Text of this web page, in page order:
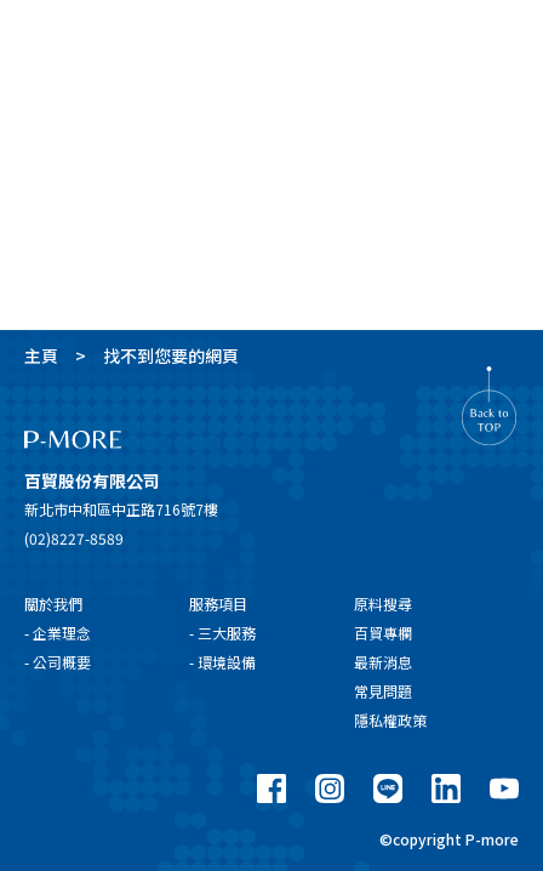
主頁 找不到您要的網頁
百貿股份有限公司
新北市中和區中正路716號7樓
(02)8227-8589
關於我們
- 企業理念
- 公司概要
服務項目
- 三大服務
- 環境設備
原料搜尋
百貿專欄
最新消息
常見問題
隱私權政策
©copyright P-more